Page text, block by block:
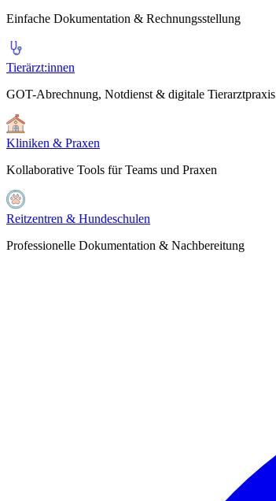
Einfache Dokumentation & Rechnungsstellung
Tierärzt:innen
GOT-Abrechnung, Notdienst & digitale Tierarztpraxis
Kliniken & Praxen
Kollaborative Tools für Teams und Praxen
Reitzentren & Hundeschulen
Professionelle Dokumentation & Nachbereitung